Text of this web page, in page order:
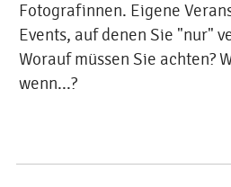
Fotografinnen. Eigene
Events, auf denen Sie "nur"
Worauf müssen Sie achten?
wenn...?